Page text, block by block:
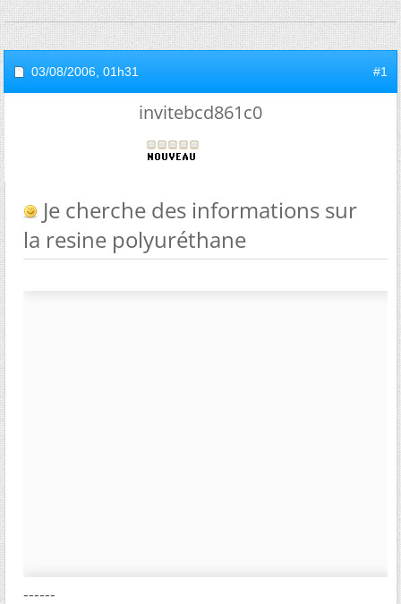
03/08/2006, 01h31 #1
invitebcd861c0
Je cherche des informations sur
la resine polyuréthane
------